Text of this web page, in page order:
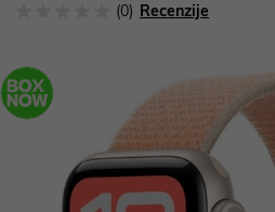
(0) Recenzije